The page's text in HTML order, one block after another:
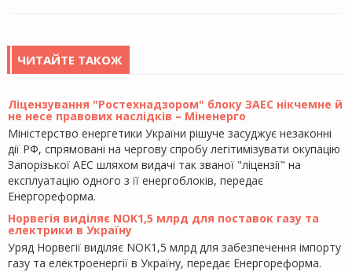
ЧИТАЙТЕ ТАКОЖ
Ліцензування "Ростехнадзором" блоку ЗАЕС нікчемне й
не несе правових наслідків – Міненерго
Міністерство енергетики України рішуче засуджує незаконні
дії РФ, спрямовані на чергову спробу легітимізувати окупацію
Запорізької АЕС шляхом видачі так званої "ліцензії" на
експлуатацію одного з її енергоблоків, передає
Енергореформа.
Норвегія виділяє NOK1,5 млрд для поставок газу та
електрики в Україну
Уряд Норвегії виділяє NOK1,5 млрд для забезпечення імпорту
газу та електроенергії в Україну, передає Енергореформа.